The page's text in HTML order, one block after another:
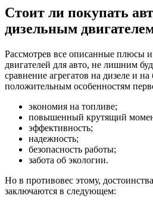
Стоит ли покупать
дизельным
Рассмотрев все описанные плюсы
двигателей для авто, не лишним
сравнение агрегатов на дизеле и
положительным особенностям
экономия на топливе;
повышенный крутящий
эффективность;
надежность;
безопасность работы;
забота об экологии.
Но в противовес этому,
заключаются в следующем: